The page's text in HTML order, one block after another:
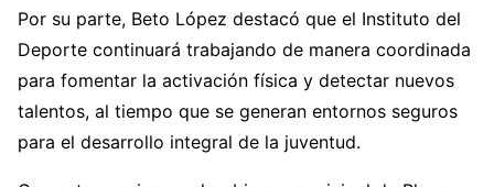
Por su parte, Beto López destacó que el Instituto del
Deporte continuará trabajando de manera coordinada
para fomentar la activación física y detectar nuevos
talentos, al tiempo que se generan entornos seguros
para el desarrollo integral de la juventud.